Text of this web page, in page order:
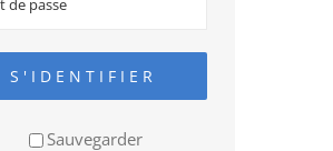
S'IDENTIFIER
Sauvegarder